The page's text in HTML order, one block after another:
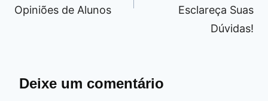
Opiniões de Alunos
Esclareça Suas
Dúvidas!
Deixe um comentário